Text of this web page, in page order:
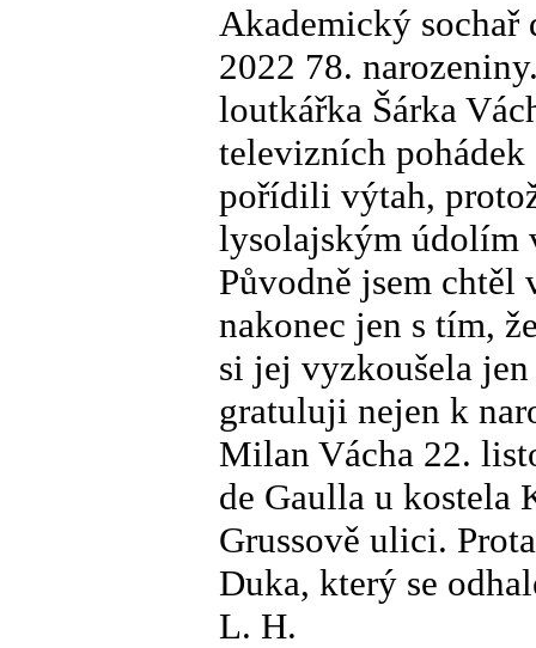
Akademický
2022 78.
loutkářka Šárka
televizních
pořídili výtah,
lysolajským údolím
Původně jsem chtěl
nakonec jen s tím,
si jej vyzkoušela
gratuluji nejen k
Milan Vácha 22.
de Gaulla u kostela
Grussově ulici.
Duka, který se
L. H.